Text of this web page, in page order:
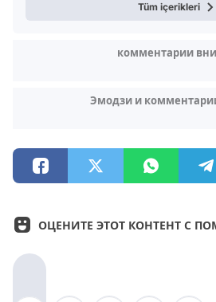
Tüm içerikleri
комментарии
Эмодзи и
ОЦЕНИТЕ ЭТОТ КОНТЕНТ С